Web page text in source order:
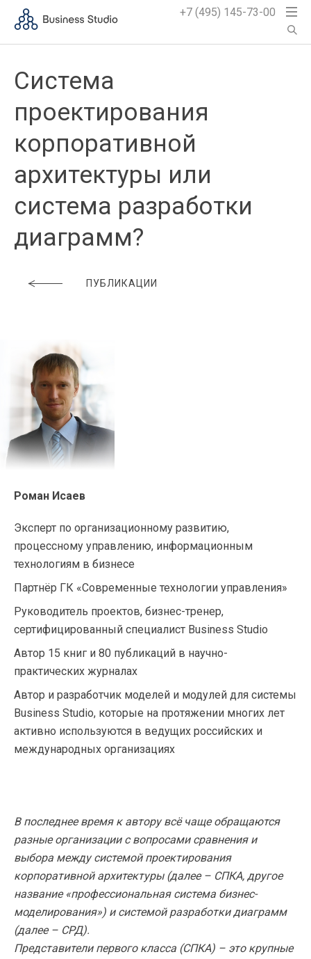
+7 (495) 145-73-00
Система
проектирования
корпоративной
архитектуры или
система разработки
диаграмм?
ПУБЛИКАЦИИ
Роман Исаев
Эксперт по организационному развитию,
процессному управлению, информационным
технологиям в бизнесе
Партнёр ГК «Современные технологии управления»
Руководитель проектов, бизнес-тренер,
сертифицированный специалист Business Studio
Автор 15 книг и 80 публикаций в научно-
практических журналах
Автор и разработчик моделей и модулей для системы
Business Studio, которые на протяжении многих лет
активно используются в ведущих российских и
международных организациях
В последнее время к автору всё чаще обращаются
разные организации с вопросами сравнения и
выбора между системой проектирования
корпоративной архитектуры (далее – СПКА, другое
название «профессиональная система бизнес-
моделирования») и системой разработки диаграмм
(далее – СРД).
Представители первого класса (СПКА) – это крупные